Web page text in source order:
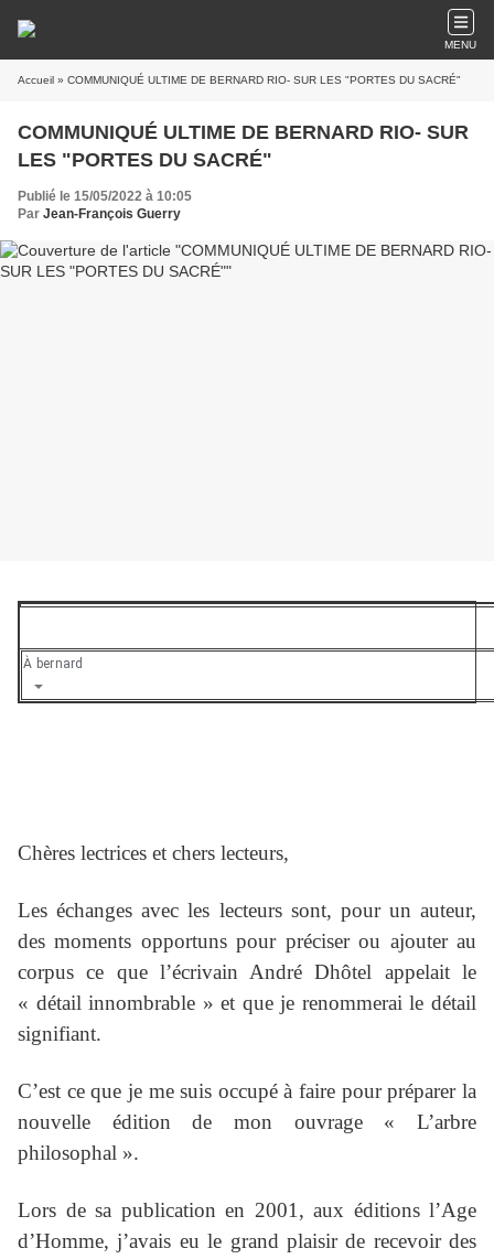
MENU
Accueil » COMMUNIQUÉ ULTIME DE BERNARD RIO- SUR LES "PORTES DU SACRÉ"
COMMUNIQUÉ ULTIME DE BERNARD RIO- SUR
LES "PORTES DU SACRÉ"
Publié le 15/05/2022 à 10:05
Par Jean-François Guerry
À bernard
Chères lectrices et chers lecteurs,
Les échanges avec les lecteurs sont, pour un auteur,
des moments opportuns pour préciser ou ajouter au
corpus ce que l’écrivain André Dhôtel appelait le
« détail innombrable » et que je renommerai le détail
signifiant.
C’est ce que je me suis occupé à faire pour préparer la
nouvelle édition de mon ouvrage « L’arbre
philosophal ».
Lors de sa publication en 2001, aux éditions l’Age
d’Homme, j’avais eu le grand plaisir de recevoir des